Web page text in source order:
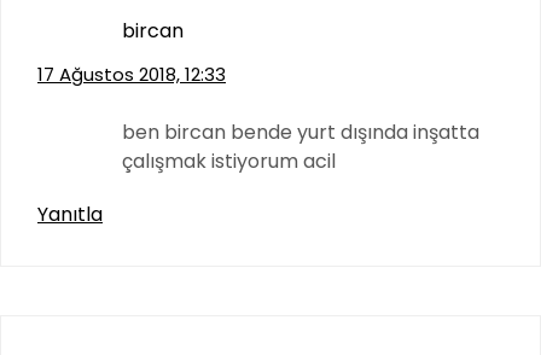
bircan
17 Ağustos 2018, 12:33
ben bircan bende yurt dışında inşatta
çalışmak istiyorum acil
Yanıtla